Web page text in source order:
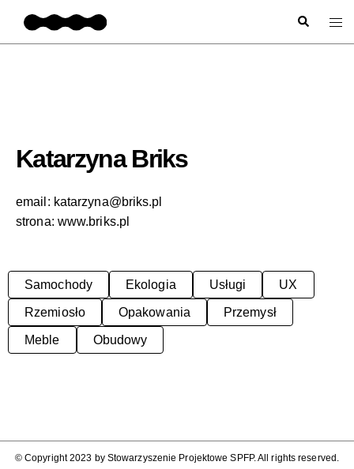
Katarzyna Briks
email: katarzyna@briks.pl
strona: www.briks.pl
Samochody Ekologia Usługi UX
Rzemiosło Opakowania Przemysł
Meble Obudowy
© Copyright 2023 by Stowarzyszenie Projektowe SPFP. All rights reserved.